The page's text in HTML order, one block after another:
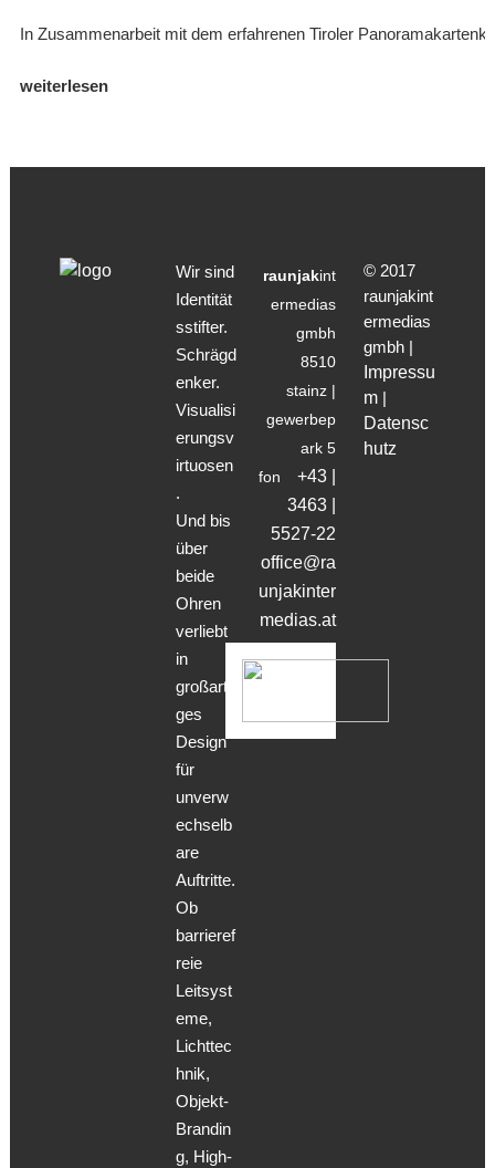
In Zusammenarbeit mit dem erfahrenen Tiroler
weiterlesen
Wir sind
Identität
sstifter.
Schrägd
enker.
Visualisi
erungsv
irtuosen
.
Und bis
über
beide
Ohren
verliebt
in
großarti
ges
Design
für
unverw
echselb
are
Auftritte.
Ob
barrieref
reie
Leitsyst
eme,
Lichttec
hnik,
Objekt-
Brandin
g, High-
raunjakint
ermedias
gmbh
8510
stainz |
gewerbep
ark 5
fon
+43 |
3463 |
5527-22
office@ra
unjakinter
medias.at
© 2017
raunjakint
ermedias
gmbh |
Impressu
m |
Datensc
hutz